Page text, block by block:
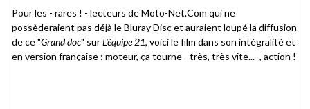
Pour les - rares ! - lecteurs de Moto-Net.Com qui ne
possèderaient pas déjà le Bluray Disc et auraient loupé la diffusion
de ce "Grand doc" surL'équipe 21, voici le film dans son intégralité et
en version française : moteur, ça tourne - très, très vite... -, action !